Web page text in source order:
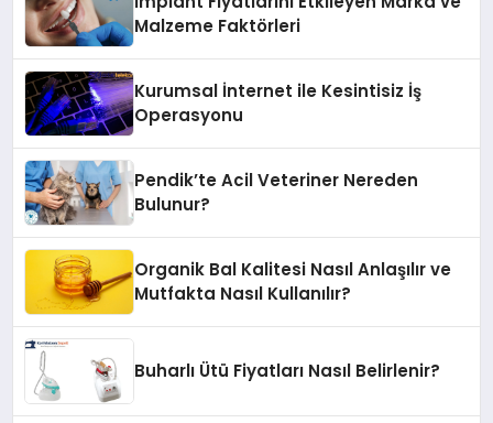
Malzeme Faktörleri
Kurumsal İnternet ile Kesintisiz İş
Operasyonu
Pendik’te Acil Veteriner Nereden
Bulunur?
Organik Bal Kalitesi Nasıl Anlaşılır ve
Mutfakta Nasıl Kullanılır?
Buharlı Ütü Fiyatları Nasıl Belirlenir?